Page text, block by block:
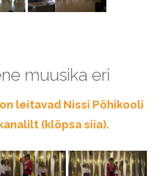
muusika eri
leitavad Nissi Põhikooli
(klõpsa siia).